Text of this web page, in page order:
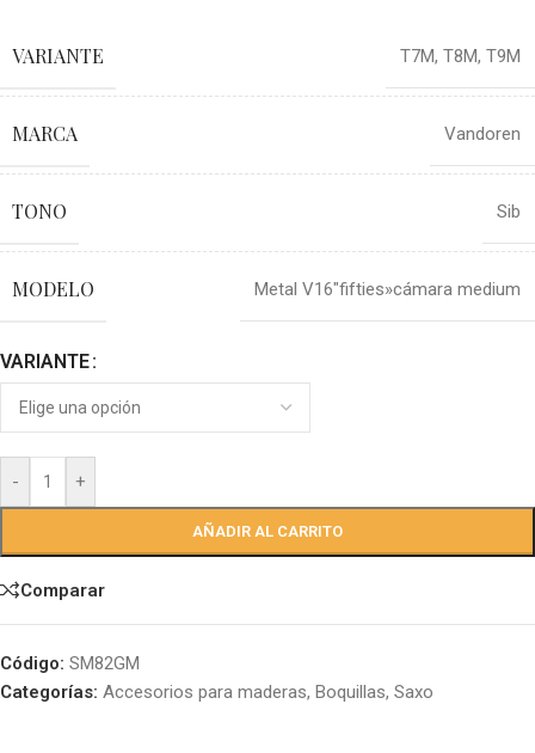
VARIANTE T7M, T8M, T9M
MARCA Vandoren
TONO Sib
MODELO Metal V16″fifties»cámara medium
VARIANTE
- +
AÑADIR AL CARRITO
Comparar
Código: SM82GM
Categorías: Accesorios para maderas, Boquillas, Saxo